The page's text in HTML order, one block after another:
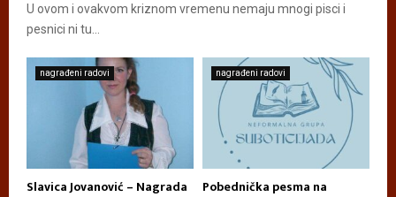
U ovom i ovakvom kriznom vremenu nemaju mnogi pisci i
pesnici ni tu...
nagrađeni radovi
Slavica Jovanović – Nagrada
nagrađeni radovi
Pobednička pesma na